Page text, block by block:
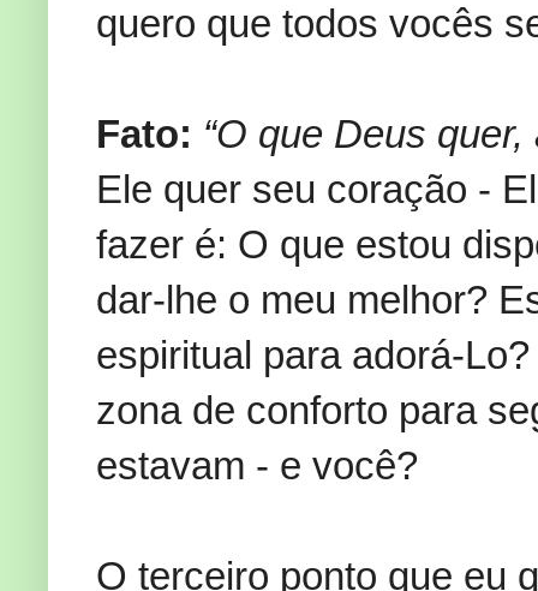
quero que todos vocês
Fato: “O que Deus
Ele quer seu coração -
fazer é: O que estou
dar-lhe o meu melhor?
espiritual para adorá-
zona de conforto para
estavam - e você?
O terceiro ponto que eu